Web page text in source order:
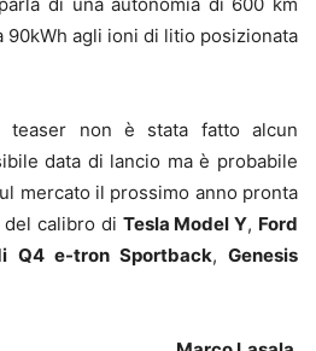
90kWh agli ioni di litio posizionata
teaser non è stata fatto alcun
data di lancio ma è probabile
mercato il prossimo anno pronta
calibro di Tesla Model Y, Ford
Q4 e-tron Sportback,Genesis